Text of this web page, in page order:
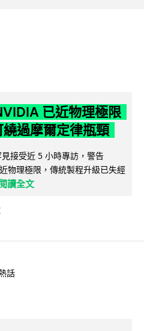
已近物理極限
過摩爾定律瓶頸
接受近 5 小時專訪，警告
物理極限，傳統製程升級已失經
閱讀全文
話